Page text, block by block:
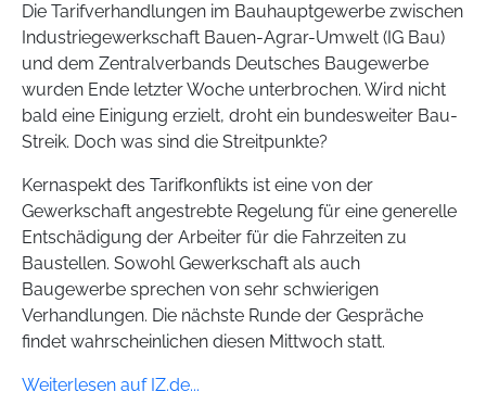
Die Tarifverhandlungen im Bauhauptgewerbe zwischen
Industriegewerkschaft Bauen-Agrar-Umwelt (IG Bau)
und dem Zentralverbands Deutsches Baugewerbe
wurden Ende letzter Woche unterbrochen. Wird nicht
bald eine Einigung erzielt, droht ein bundesweiter Bau-
Streik. Doch was sind die Streitpunkte?
Kernaspekt des Tarifkonflikts ist eine von der
Gewerkschaft angestrebte Regelung für eine generelle
Entschädigung der Arbeiter für die Fahrzeiten zu
Baustellen. Sowohl Gewerkschaft als auch
Baugewerbe sprechen von sehr schwierigen
Verhandlungen. Die nächste Runde der Gespräche
findet wahrscheinlichen diesen Mittwoch statt.
Weiterlesen auf IZ.de...